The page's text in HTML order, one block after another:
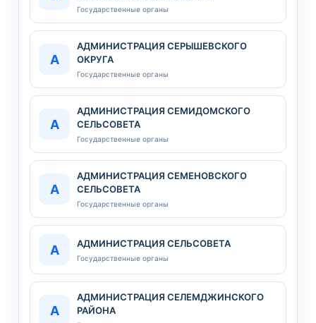
Государственные органы
А
АДМИНИСТРАЦИЯ СЕРЫШЕВСКОГО
ОКРУГА
Государственные органы
А
АДМИНИСТРАЦИЯ СЕМИДОМСКОГО
СЕЛЬСОВЕТА
Государственные органы
А
АДМИНИСТРАЦИЯ СЕМЕНОВСКОГО
СЕЛЬСОВЕТА
Государственные органы
А АДМИНИСТРАЦИЯ СЕЛЬСОВЕТА
Государственные органы
А
АДМИНИСТРАЦИЯ СЕЛЕМДЖИНСКОГО
РАЙОНА